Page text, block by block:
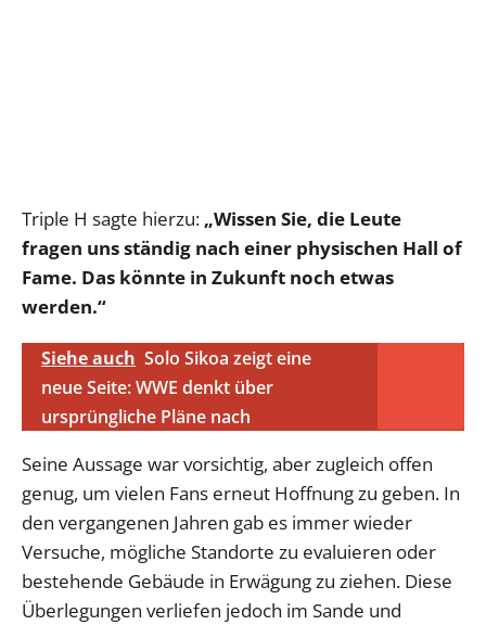
Triple H sagte hierzu: „Wissen Sie, die Leute
fragen uns ständig nach einer physischen Hall of
Fame. Das könnte in Zukunft noch etwas
werden.“
Siehe auch Solo Sikoa zeigt eine
neue Seite: WWE denkt über
ursprüngliche Pläne nach
Seine Aussage war vorsichtig, aber zugleich offen
genug, um vielen Fans erneut Hoffnung zu geben. In
den vergangenen Jahren gab es immer wieder
Versuche, mögliche Standorte zu evaluieren oder
bestehende Gebäude in Erwägung zu ziehen. Diese
Überlegungen verliefen jedoch im Sande und